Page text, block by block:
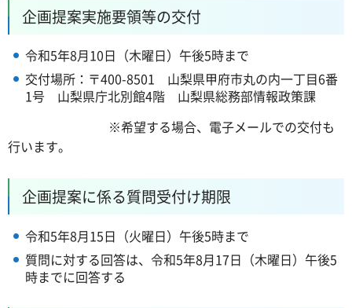
企画提案実施要領等の交付
令和5年8月10日（木曜日）午後5時まで
交付場所：〒400-8501 山梨県甲府市丸の内一丁目6番
1号 山梨県庁北別館4階 山梨県総務部情報政策課
※希望する場合、電子メールでの交付も
行います。
企画提案に係る質問受付け期限
令和5年8月15日（火曜日）午後5時まで
質問に対する回答は、令和5年8月17日（木曜日）午後5
時までに回答する